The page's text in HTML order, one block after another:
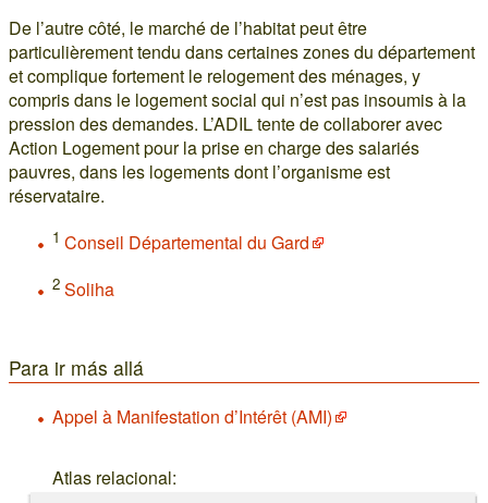
De l’autre côté, le marché de l’habitat peut être
particulièrement tendu dans certaines zones du département
et complique fortement le relogement des ménages, y
compris dans le logement social qui n’est pas insoumis à la
pression des demandes. L’ADIL tente de collaborer avec
Action Logement pour la prise en charge des salariés
pauvres, dans les logements dont l’organisme est
réservataire.
1 Conseil Départemental du Gard
2 Soliha
Para ir más allá
Appel à Manifestation d’Intérêt (AMI)
Atlas relacional: